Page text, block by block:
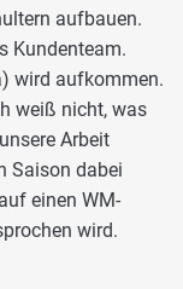
aufbauen.
Kundenteam.
wird aufkommen.
weiß nicht, was
Arbeit
Saison dabei
einen WM-
wird.